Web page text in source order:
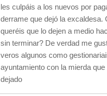
les culpáis a los nuevos por
derrame que dejó la excaldesa.
queréis que lo dejen a medio
sin terminar? De verdad me
veros algunos como
ayuntamiento con la mierda que
dejado